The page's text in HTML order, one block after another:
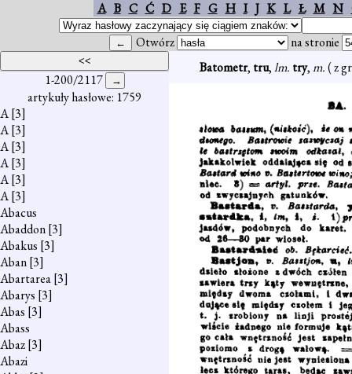
A B C Ć D E F G H I J K L Ł M N
Otwórz na stronie
1-200/2117
artykuły hasłowe: 1759
A[3]
A[3]
A[3]
A[3]
A[3]
A[3]
Abacus
Abaddon[3]
Abakus [3]
Aban[3]
Abartarea[3]
Abarys [3]
Abas [3]
Abass
Abaz[3]
Abazi
Batometr, tru,lm. try,m.( z